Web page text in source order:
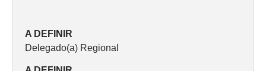
A DEFINIR
Delegado(a) Regional